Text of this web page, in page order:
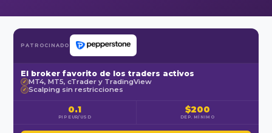
PATROCINADO
El broker favorito de los traders activos
✓ MT4, MT5, cTrader y TradingView
✓ Scalping sin restricciones
0.1
PIP EUR/USD
$200
DEP. MÍNIMO